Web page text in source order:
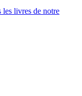
livres de notre